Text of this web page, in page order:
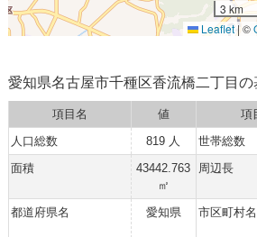
3 km
Leaflet | ©
愛知県名古屋市千種区香流橋二丁目の
項目名 値 項
人口総数
819 人 世帯総数
面積
43442.763
㎡
周辺長
都道府県名 愛知県 市区町村名